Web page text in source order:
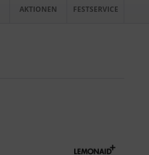
AKTIONEN FESTSERVICE